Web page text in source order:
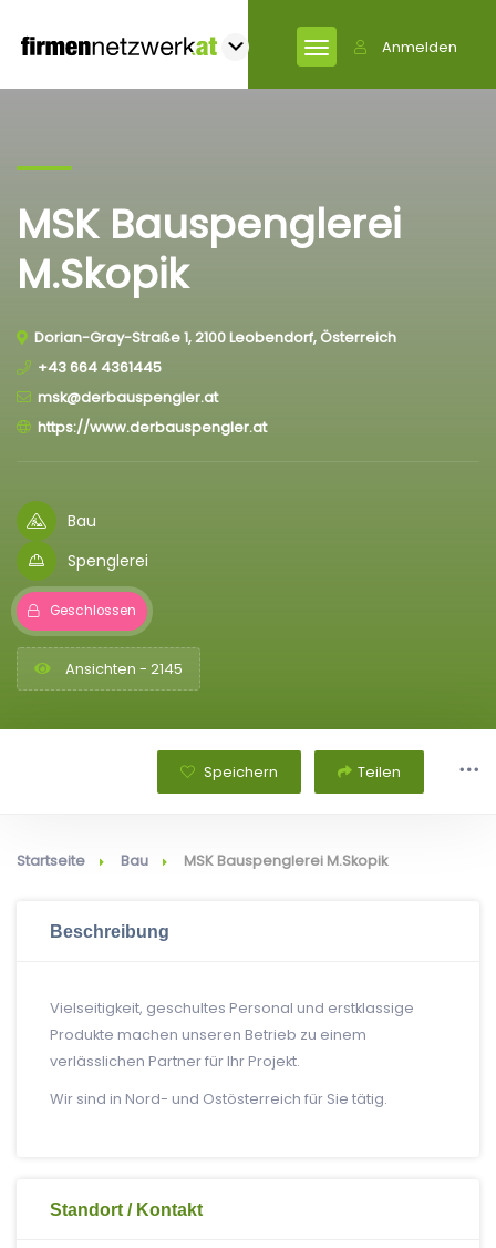
Anmelden
MSK Bauspenglerei
M.Skopik
Dorian-Gray-Straße 1, 2100 Leobendorf, Österreich
+43 664 4361445
msk@derbauspengler.at
https://www.derbauspengler.at
Bau
Spenglerei
Geschlossen
Ansichten - 2145
Speichern Teilen
Startseite Bau MSK Bauspenglerei M.Skopik
Beschreibung
Vielseitigkeit, geschultes Personal und erstklassige
Produkte machen unseren Betrieb zu einem
verlässlichen Partner für Ihr Projekt.
Wir sind in Nord- und Ostösterreich für Sie tätig.
Standort / Kontakt